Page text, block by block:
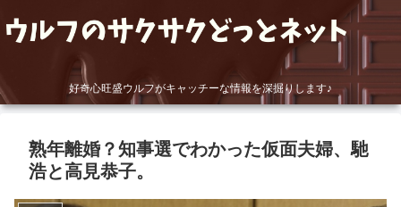
好奇心旺盛ウルフがキャッチーな情報を深掘りします♪
熟年離婚？知事選でわかった仮面夫婦、馳
浩と高見恭子。